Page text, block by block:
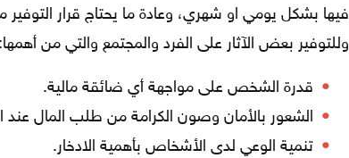
فيها بشكل يومي او شهري، وعادة ما يحتاج قرار
وللتوفير بعض الآثار على الفرد والمجتمع والتي من أهمها:
قدرة الشخص على مواجهة أي ضائقة مالية.
الشعور بالأمان وصون الكرامة من طلب المال عند
تنمية الوعي لدى الأشخاص بأهمية الادخار.